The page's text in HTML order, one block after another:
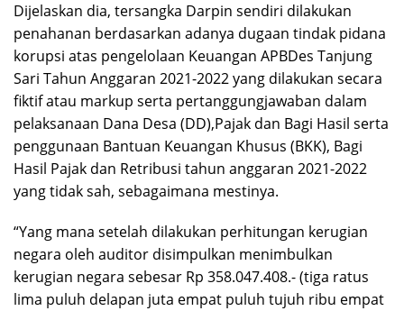
Dijelaskan dia, tersangka Darpin sendiri dilakukan
penahanan berdasarkan adanya dugaan tindak pidana
korupsi atas pengelolaan Keuangan APBDes Tanjung
Sari Tahun Anggaran 2021-2022 yang dilakukan secara
fiktif atau markup serta pertanggungjawaban dalam
pelaksanaan Dana Desa (DD),Pajak dan Bagi Hasil serta
penggunaan Bantuan Keuangan Khusus (BKK), Bagi
Hasil Pajak dan Retribusi tahun anggaran 2021-2022
yang tidak sah, sebagaimana mestinya.
“Yang mana setelah dilakukan perhitungan kerugian
negara oleh auditor disimpulkan menimbulkan
kerugian negara sebesar Rp 358.047.408.- (tiga ratus
lima puluh delapan juta empat puluh tujuh ribu empat